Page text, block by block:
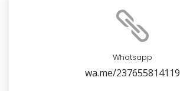
Whatsapp
wa.me/237655814119